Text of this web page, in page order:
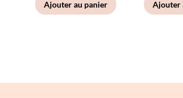
Ajouter au panier Ajouter